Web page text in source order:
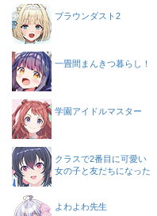
ブラウンダスト2
一畳間まんきつ暮らし！
学園アイドルマスター
クラスで2番目に可愛い
女の子と友だちになった
よわよわ先生